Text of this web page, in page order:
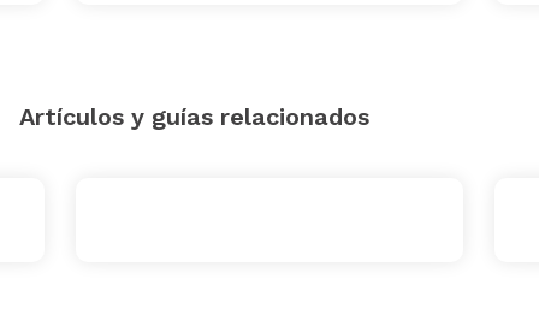
Artículos y guías relacionados